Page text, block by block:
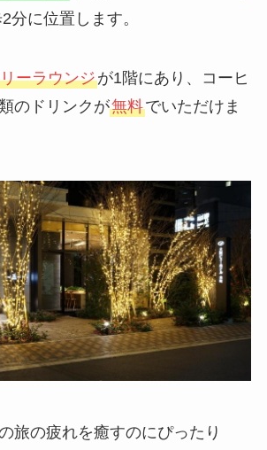
分に位置します。
ーラウンジが1階にあり、コーヒ
のドリンクが無料でいただけま
旅の疲れを癒すのにぴったり